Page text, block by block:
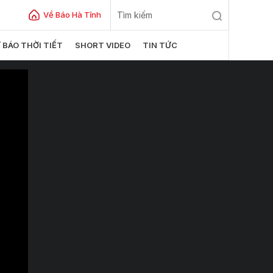
Về Báo Hà Tĩnh
BÁO THỜI TIẾT SHORT VIDEO TIN TỨC